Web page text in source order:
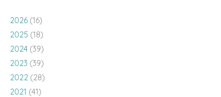
2026 (16)
2025 (18)
2024 (39)
2023 (39)
2022 (28)
2021 (41)